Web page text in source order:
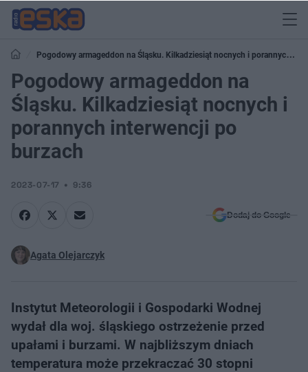
Pogodowy armageddon na Śląsku. Kilkadziesiąt nocnych i porannych
interwencji po burzach
Pogodowy armageddon na
Śląsku. Kilkadziesiąt nocnych i
porannych interwencji po
burzach
2023-07-17 9:36
Dodaj do Google
Agata Olejarczyk
Instytut Meteorologii i Gospodarki Wodnej
wydał dla woj. śląskiego ostrzeżenie przed
upałami i burzami. W najbliższym dniach
temperatura może przekraczać 30 stopni